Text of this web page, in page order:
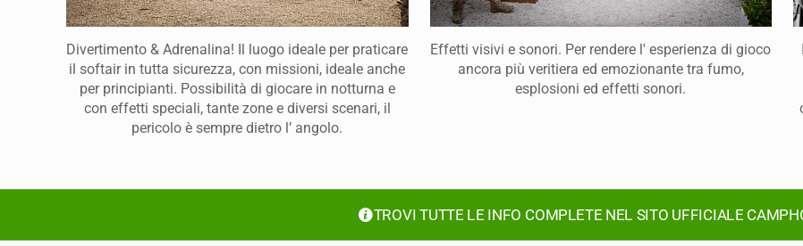
Divertimento & Adrenalina! Il luogo ideale per praticare
il softair in tutta sicurezza, con missioni, ideale anche
per principianti. Possibilità di giocare in notturna e
con effetti speciali, tante zone e diversi scenari, il
pericolo è sempre dietro l’ angolo.
Effetti visivi e sonori. Per rendere l' esperienza di gioco
ancora più veritiera ed emozionante tra fumo,
esplosioni ed effetti sonori.
TROVI TUTTE LE INFO COMPLETE NEL SITO UFFICIALE